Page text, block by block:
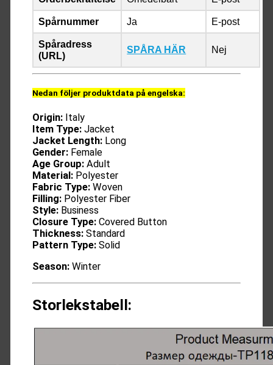
Spårnummer Ja E-post
Spåradress
(URL)
SPÅRA HÄR Nej
Nedan följer produktdata på engelska:
Origin: Italy
Item Type: Jacket
Jacket Length: Long
Gender: Female
Age Group:Adult
Material: Polyester
Fabric Type: Woven
Filling: Polyester Fiber
Style: Business
Closure Type: Covered Button
Thickness: Standard
Pattern Type: Solid
Season: Winter
Storlekstabell: